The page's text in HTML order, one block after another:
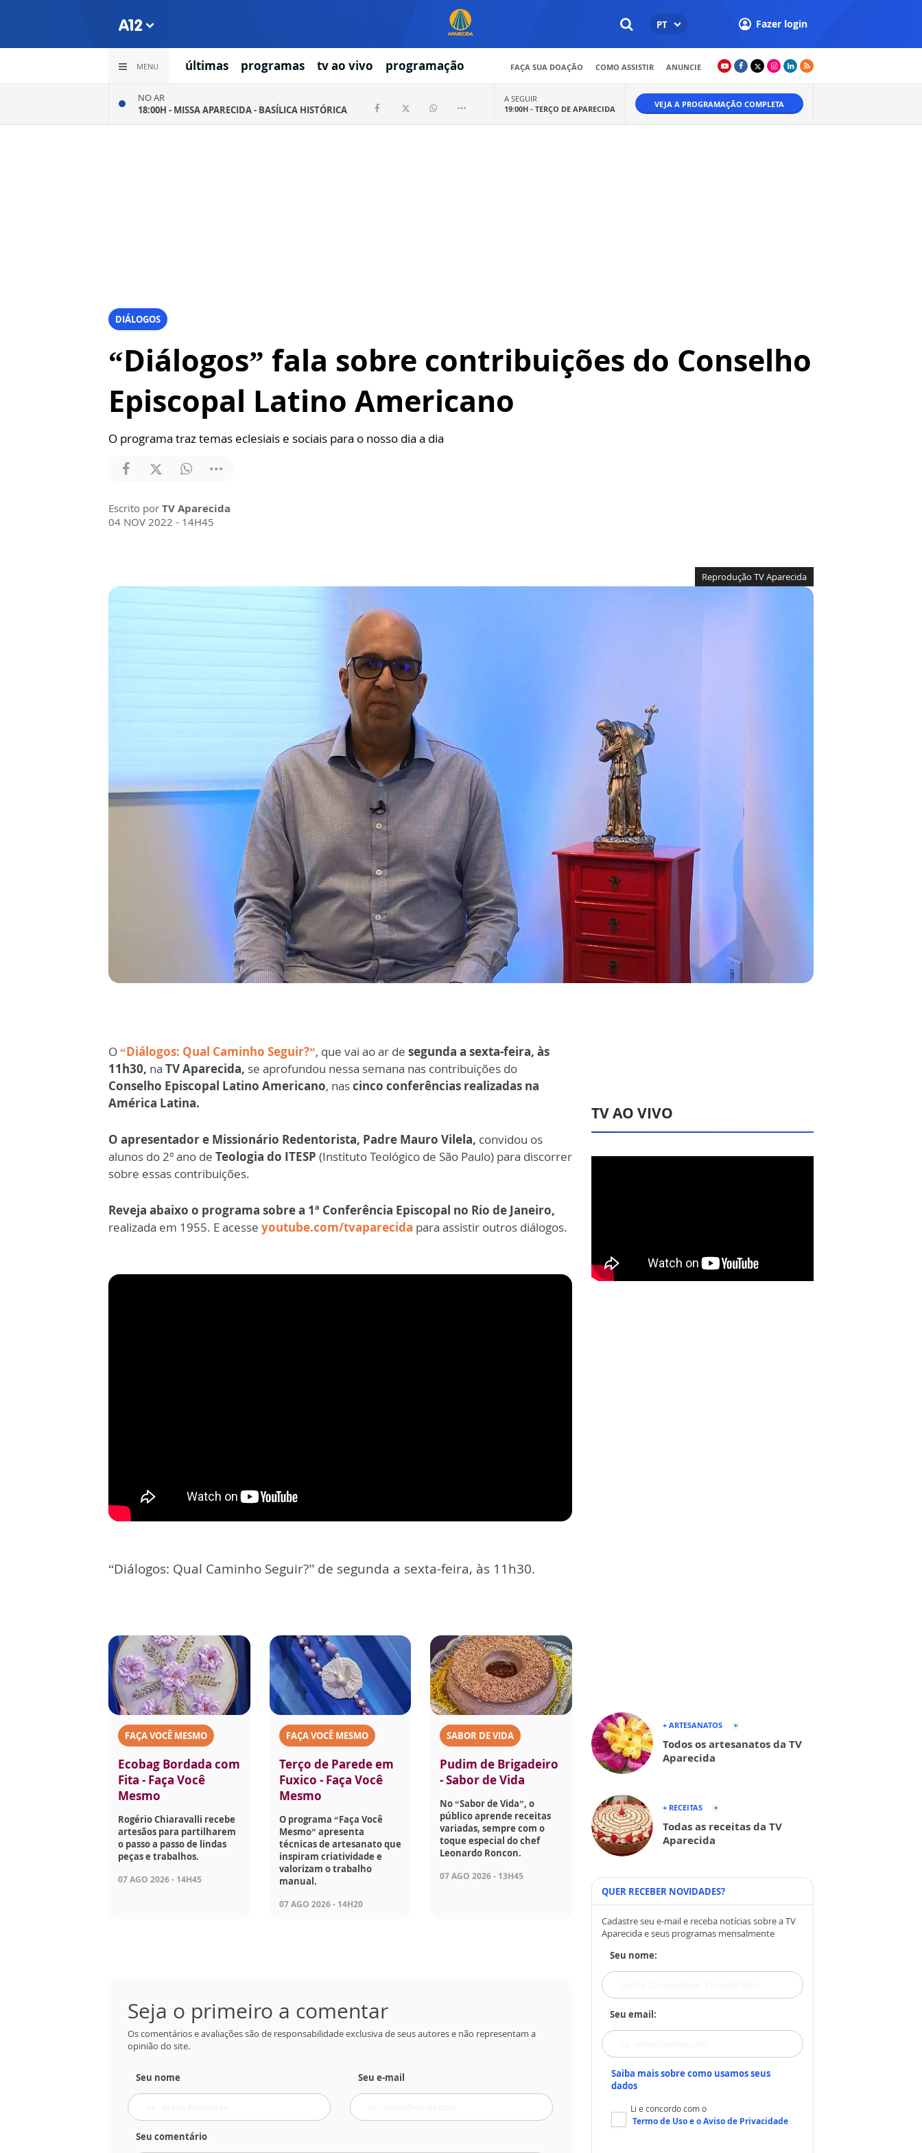
PT Fazer login
MENU últimas programas tv ao vivo programação FAÇA SUA DOAÇÃO COMO ASSISTIR ANUNCIE
NO AR
18:00H - MISSA APARECIDA - BASÍLICA HISTÓRICA
A SEGUIR
19:00H - TERÇO DE APARECIDA VEJA A PROGRAMAÇÃO COMPLETA
DIÁLOGOS
“Diálogos” fala sobre contribuições do Conselho
Episcopal Latino Americano
O programa traz temas eclesiais e sociais para o nosso dia a dia
Escrito por TV Aparecida
04 NOV 2022 - 14H45
Reprodução TV Aparecida
O“Diálogos: Qual Caminho Seguir?”, que vai ao ar de segunda a sexta-feira, às
11h30, na TV Aparecida, se aprofundou nessa semana nas contribuições do
Conselho Episcopal Latino Americano, nascinco conferências realizadas na
América Latina.
O apresentador e Missionário Redentorista, Padre Mauro Vilela, convidou os
alunos do 2º ano de Teologia do ITESP (Instituto Teológico de São Paulo) para discorrer
sobre essas contribuições.
Reveja abaixo o programa sobre a 1ª Conferência Episcopal no Rio de Janeiro,
realizada em 1955. E acesse youtube.com/tvaparecida para assistir outros diálogos.
“Diálogos: Qual Caminho Seguir?” de segunda a sexta-feira, às 11h30.
FAÇA VOCÊ MESMO
Ecobag Bordada com
Fita - Faça Você
Mesmo
Rogério Chiaravalli recebe
artesãos para partilharem
o passo a passo de lindas
peças e trabalhos.
07 AGO 2026 - 14H45
FAÇA VOCÊ MESMO
Terço de Parede em
Fuxico - Faça Você
Mesmo
O programa “Faça Você
Mesmo” apresenta
técnicas de artesanato que
inspiram criatividade e
valorizam o trabalho
manual.
07 AGO 2026 - 14H20
SABOR DE VIDA
Pudim de Brigadeiro
- Sabor de Vida
No “Sabor de Vida”, o
público aprende receitas
variadas, sempre com o
toque especial do chef
Leonardo Roncon.
07 AGO 2026 - 13H45
Seja o primeiro a comentar
Os comentários e avaliações são de responsabilidade exclusiva de seus autores e não representam a
opinião do site.
Seu nome Seu e-mail
Seu comentário
TV AO VIVO
+ ARTESANATOS
Todos os artesanatos da TV
Aparecida
+ RECEITAS
Todas as receitas da TV
Aparecida
QUER RECEBER NOVIDADES?
Cadastre seu e-mail e receba notícias sobre a TV
Aparecida e seus programas mensalmente
Seu nome:
Seu email:
Saiba mais sobre como usamos seus
dados
Li e concordo com o
Termo de Usoe oAviso de Privacidade